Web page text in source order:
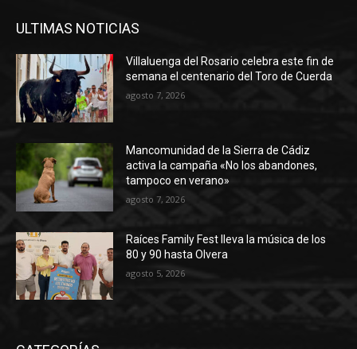
ULTIMAS NOTICIAS
Villaluenga del Rosario celebra este fin de
semana el centenario del Toro de Cuerda
agosto 7, 2026
Mancomunidad de la Sierra de Cádiz
activa la campaña «No los abandones,
tampoco en verano»
agosto 7, 2026
Raíces Family Fest lleva la música de los
80 y 90 hasta Olvera
agosto 5, 2026